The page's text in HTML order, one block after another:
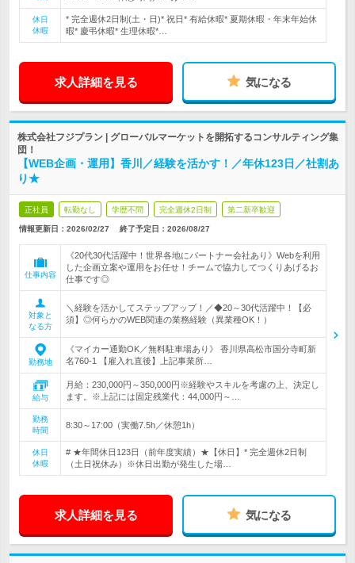
休日
休暇
* 完全週休2日制(土・日)* 祝日* 有給休暇* 夏期休暇・年末年始休
暇* 慶弔休暇* 生理休暇*…
求人詳細を見る 気になる
株式会社フジプラン | グローバルマーケットを開拓するコンサルティング集
団！
【WEB企画・運用】香川／経験を活かす！／年休123日／社割あ
り★
正社員 転勤なし 学歴不問 完全週休2日制 第二新卒歓迎
情報更新日：2026/02/27 終了予定日： 2026/08/27
仕事内容
《20代30代活躍中！世界各地にパートナー会社あり》Webを利用
した企画立案や運用をお任せ！チームで協力してつくりあげるお
仕事です◎
対象と
なる方
＼経験を活かしてステップアップ！／◆20～30代活躍中！【必
須】◎何らかのWEB関連の業務経験（異業種OK！）
勤務地
《マイカー通勤OK／無料駐車場あり》 香川県高松市国分寺町新
名760-1 【雇入れ直後】上記事業所…
給与
月給：230,000円～350,000円※経験やスキルを考慮の上、決定し
ます。※上記には固定残業代：44,000円～…
勤務
時間
8:30～17:00（実働7.5h／休憩1h）
休日
休暇
# ★年間休日123日（前年度実績）★【休日】* 完全週休2日制
（土日祝休み）※休日出勤が発生した場…
求人詳細を見る 気になる